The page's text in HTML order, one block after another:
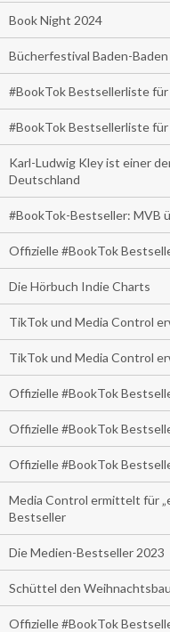
Book Night 2024
Bücherfestival Baden-
#BookTok Bestsellerliste
#BookTok Bestsellerliste
Karl-Ludwig Kley ist einer
Deutschland
#BookTok-Bestseller: MVB
Offizielle #BookTok
Die Hörbuch Indie Charts
TikTok und Media Control
TikTok und Media Control
Offizielle #BookTok
Offizielle #BookTok
Offizielle #BookTok
Media Control ermittelt für
Bestseller
Die Medien-Bestseller 2023
Schüttel den
Offizielle #BookTok